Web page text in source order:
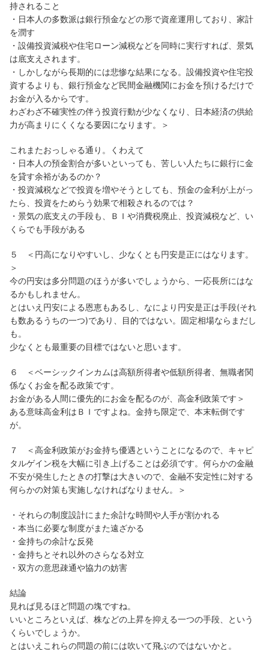
持されること
・日本人の多数派は銀行預金などの形で資産運用しており、家計
を潤す
・設備投資減税や住宅ローン減税などを同時に実行すれば、景気
は底支えされます。
・しかしながら長期的には悲惨な結果になる。設備投資や住宅投
資するよりも、銀行預金など民間金融機関にお金を預けるだけで
お金が入るからです。
わざわざ不確実性の伴う投資行動が少なくなり、日本経済の供給
力が高まりにくくなる要因になります。＞
これまたおっしゃる通り。くわえて
・日本人の預金割合が多いといっても、苦しい人たちに銀行に金
を貸す余裕があるのか？
・投資減税などで投資を増やそうとしても、預金の金利が上がっ
たら、投資をためらう効果で相殺されるのでは？
・景気の底支えの手段も、ＢＩや消費税廃止、投資減税など、い
くらでも手段がある
５ ＜円高になりやすいし、少なくとも円安是正にはなります。
＞
今の円安は多分問題のほうが多いでしょうから、一応長所にはな
るかもしれません。
とはいえ円安による恩恵もあるし、なにより円安是正は手段(それ
も数あるうちの一つ)であり、目的ではない。固定相場ならまだし
も。
少なくとも最重要の目標ではないと思います。
６ ＜ベーシックインカムは高額所得者や低額所得者、無職者関
係なくお金を配る政策です。
お金がある人間に優先的にお金を配るのが、高金利政策です＞
ある意味高金利はＢＩですよね。金持ち限定で、本末転倒です
が。
７ ＜高金利政策がお金持ち優遇ということになるので、キャピ
タルゲイン税を大幅に引き上げることは必須です。何らかの金融
不安が発生したときの打撃は大きいので、金融不安定性に対する
何らかの対策も実施しなければなりません。＞
・それらの制度設計にまた余計な時間や人手が割かれる
・本当に必要な制度がまた遠ざかる
・金持ちの余計な反発
・金持ちとそれ以外のさらなる対立
・双方の意思疎通や協力の妨害
結論
見れば見るほど問題の塊ですね。
いいところといえば、株などの上昇を抑える一つの手段、という
くらいでしょうか。
とはいえこれらの問題の前には吹いて飛ぶのではないかと。